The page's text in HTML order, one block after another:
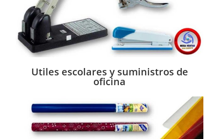
Utiles escolares y suministros de
oficina